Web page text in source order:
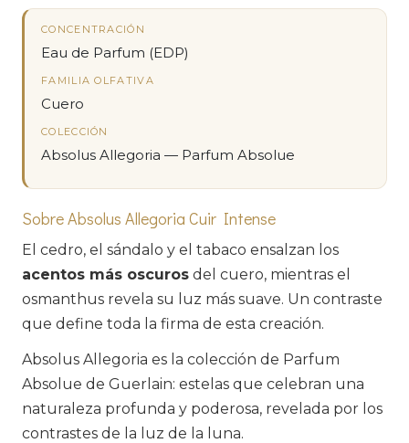
CONCENTRACIÓN
Eau de Parfum (EDP)
FAMILIA OLFATIVA
Cuero
COLECCIÓN
Absolus Allegoria — Parfum Absolue
Sobre Absolus Allegoria Cuir Intense
El cedro, el sándalo y el tabaco ensalzan los
acentos más oscuros del cuero, mientras el
osmanthus revela su luz más suave. Un contraste
que define toda la firma de esta creación.
Absolus Allegoria es la colección de Parfum
Absolue de Guerlain: estelas que celebran una
naturaleza profunda y poderosa, revelada por los
contrastes de la luz de la luna.